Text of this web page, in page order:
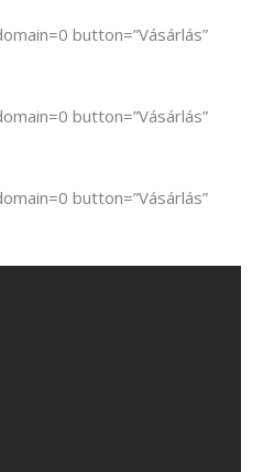
button=”Vásárlás”
button=”Vásárlás”
button=”Vásárlás”